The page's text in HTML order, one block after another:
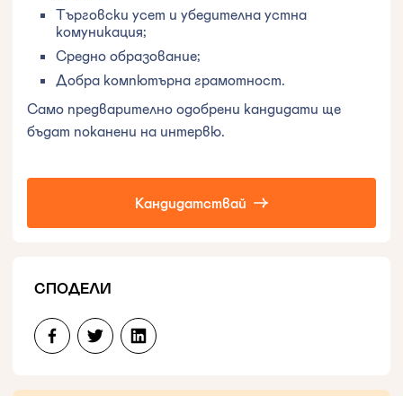
СПОДЕЛИ
Търговски усет и убедителна устна
комуникация;
Средно образование;
Добра компютърна грамотност.
Само предварително одобрени кандидати ще
бъдат поканени на интервю.
Кандидатствай